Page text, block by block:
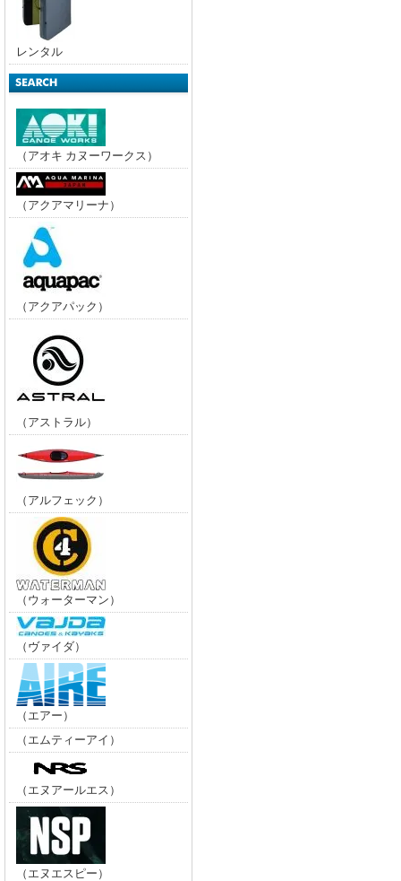
レンタル
（アオキ カヌーワークス）
（アクアマリーナ）
（アクアパック）
（アストラル）
（アルフェック）
（ウォーターマン）
（ヴァイダ）
（エアー）
（エムティーアイ）
（エヌアールエス）
（エヌエスピー）